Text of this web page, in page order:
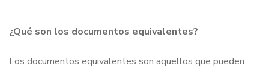
¿Qué son los documentos equivalentes?
Los documentos equivalentes son aquellos que pueden